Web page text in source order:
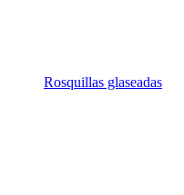
Rosquillas glaseadas